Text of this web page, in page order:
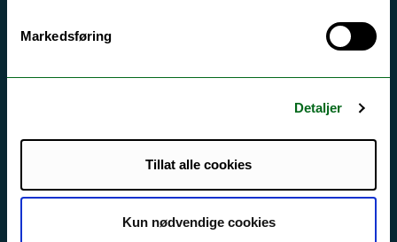
Markedsføring
Detaljer
Tillat alle cookies
Kun nødvendige cookies
Kontakt UiT
For skoler
Ledige stillinger
English website